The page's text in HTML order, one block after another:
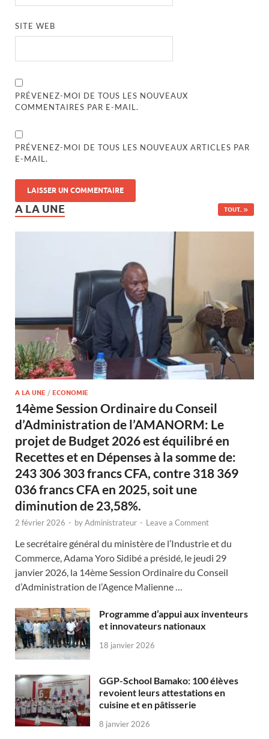
SITE WEB
PRÉVENEZ-MOI DE TOUS LES NOUVEAUX
COMMENTAIRES PAR E-MAIL.
PRÉVENEZ-MOI DE TOUS LES NOUVEAUX ARTICLES PAR
E-MAIL.
A LA UNE TOUT..
A LA UNE / ECONOMIE
14ème Session Ordinaire du Conseil
d’Administration de l’AMANORM: Le
projet de Budget 2026 est équilibré en
Recettes et en Dépenses à la somme de:
243 306 303 francs CFA, contre 318 369
036 francs CFA en 2025, soit une
diminution de 23,58%.
2 février 2026 - byAdministrateur - Leave a Comment
Le secrétaire général du ministère de l’Industrie et du
Commerce, Adama Yoro Sidibé a présidé, le jeudi 29
janvier 2026, la 14ème Session Ordinaire du Conseil
d’Administration de l’Agence Malienne …
Programme d’appui aux inventeurs
et innovateurs nationaux
18 janvier 2026
GGP-School Bamako: 100 élèves
revoient leurs attestations en
cuisine et en pâtisserie
8 janvier 2026